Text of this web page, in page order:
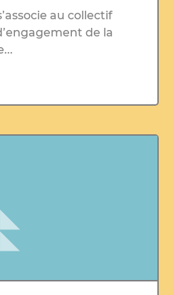
au collectif
de la